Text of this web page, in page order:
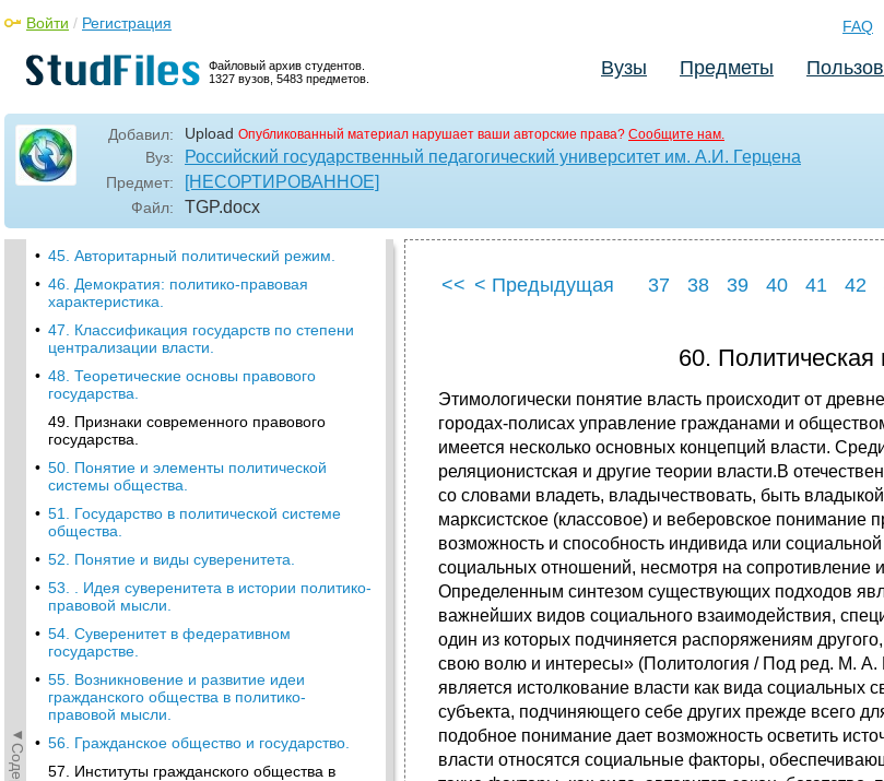
Файловый архив студентов.
1327 вузов, 5483 предметов.
Войти / Регистрация FAQ
Вузы Предметы
Добавил: Upload Опубликованный материал нарушает ваши авторские права? Сообщите нам.
Вуз: Российский государственный педагогический университет им. А.И. Герцена
Предмет: [НЕСОРТИРОВАННОЕ]
Файл: TGP.docx
39. Основные характеристики унитарного
государства.
• 40. Федеративное государство: понятие и
признаки.
• 42. Конфедерация как форма
государственного устройства.
43. Типология политических режимов.
44. Тоталитаризм: история и
современность.
• 45. Авторитарный политический режим.
• 46. Демократия: политико-правовая
характеристика.
• 47. Классификация государств по степени
централизации власти.
• 48. Теоретические основы правового
государства.
49. Признаки современного правового
государства.
• 50. Понятие и элементы политической
системы общества.
• 51. Государство в политической системе
общества.
• 52. Понятие и виды суверенитета.
• 53. . Идея суверенитета в истории политико-
правовой мысли.
• 54. Суверенитет в федеративном
государстве.
• 55. Возникновение и развитие идеи
гражданского общества в политико-
правовой мысли.
• 56. Гражданское общество и государство.
57. Институты гражданского общества в
<< < Предыдущая 37 38 39 40 41 42
60. Политическая
Этимологически понятие власть происходит от
городах-полисах управление гражданами и
имеется несколько основных концепций власти.
реляционистская и другие теории власти.В
со словами владеть, владычествовать, быть
марксистское (классовое) и веберовское
возможность и способность индивида или
социальных отношений, несмотря на сопротивление и
Определенным синтезом существующих подходов
важнейших видов социального взаимодействия,
один из которых подчиняется распоряжениям
свою волю и интересы» (Политология / Под ред. М.
является истолкование власти как вида социальных
субъекта, подчиняющего себе других прежде всего
подобное понимание дает возможность осветить
власти относятся социальные факторы,